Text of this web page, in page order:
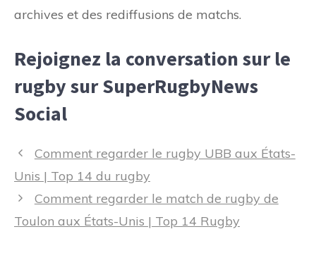
archives et des rediffusions de matchs.
Rejoignez la conversation sur le
rugby sur SuperRugbyNews
Social
Navigation
des
Comment regarder le rugby UBB aux États-
Unis | Top 14 du rugby
Comment regarder le match de rugby de
Toulon aux États-Unis | Top 14 Rugby